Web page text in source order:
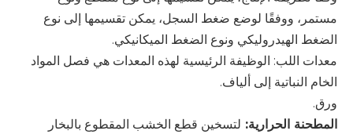
مستمر، ووفقًا لوضع ضغط السجل، يمكن تقسيمها إلى نوع
الضغط الهيدروليكي ونوع الضغط الميكانيكي.
معدات اللب: الوظيفة الرئيسية لهذه المعدات هي فصل المواد
الخام النباتية إلى ألياف.
ورق.
المطحنة الحرارية: لتسخين قطع الخشب المقطوع بالبخار